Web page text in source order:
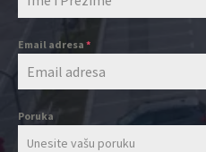
Email adresa *
Poruka